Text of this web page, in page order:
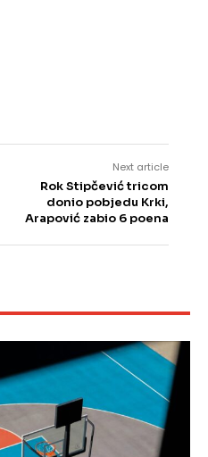
Next article
Rok Stipčević tricom
donio pobjedu Krki,
Arapović zabio 6 poena